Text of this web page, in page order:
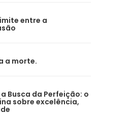
entre a
a morte.
Busca da Perfeição: o
sobre excelência,